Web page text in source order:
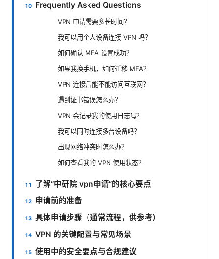
Frequently Asked Questions
VPN 申请需要多长时间？
我可以用个人设备连接 VPN 吗？
如何确认 MFA 设置成功？
如果我换手机，如何迁移 MFA？
VPN 连接后能不能访问互联网？
遇到证书错误怎么办？
VPN 会记录我的使用日志吗？
我可以同时连接多台设备吗？
出现网络冲突时怎么办？
如何查看我的 VPN 使用状态？
了解“中研院 vpn申请”的核心要点
申请前的准备
具体申请步骤（通常流程，供参考）
VPN 的关键配置与常见场景
使用中的安全要点与合规建议